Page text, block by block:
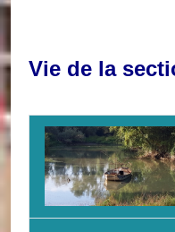
Vie de la